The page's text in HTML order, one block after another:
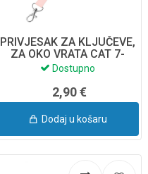
PRIVJESAK ZA KLJUČEVE,
ZA OKO VRATA CAT 7-
94226NN
Dostupno
2,90 €
Dodaj u košaru